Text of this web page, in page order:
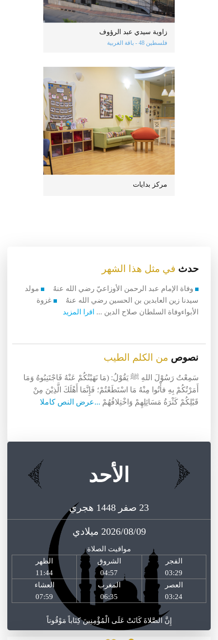
زاوية سيدي عبد الرؤوف
فلسطين 48 - باقة الغربية
مركز بدايات
حدث في مثل هذا الشهر
وفاة الإمام عبد الرحمن الأوزاعيّ رضي الله عنهُ
مولد
سيدنا زين العابدين بن الحسين رضي الله عنهُ
غزوة
الأبواءوفاة السلطان صلاح الدين ...
اقرا المزيد
نصوص من الكلم الطيب
سَمِعْتُ رَسُوْلَ اللهِ ﷺ يَقُوْلُ: (مَا نَهَيْتُكُمْ عَنْهُ فَاجْتَنِبُوهُ وَمَا
أَمَرْتُكُمْ بِهِ فأْتُوا مِنْهُ مَا اسْتَطَعْتُمْ؛ فَإِنَّمَا أَهْلَكَ الَّذِيْنَ مِنْ
قَبْلِكُمْ كَثْرَةُ مَسَائِلِهِمْ وَاخْتِلافُهُمْ ...عرض النص كاملا
الأحد
23 صفر 1448 هجري
2026/08/09 ميلادي
مواقيت الصلاة
الظهر
11:44
الشروق
04:57
الفجر
03:29
العشاء
07:59
المغرب
06:35
العصر
03:24
إِنَّ الصَّلاةَ كَانَتْ عَلَى الْمُؤْمِنِينَ كِتَاباً مَوْقُوتاً